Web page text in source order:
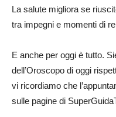
La salute migliora se
tra impegni e momenti di
E anche per oggi è tutto.
dell’Oroscopo di oggi
vi ricordiamo che
sulle pagine di